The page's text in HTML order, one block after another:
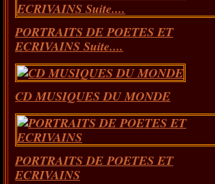
PORTRAITS DE POETES ET
ECRIVAINS Suite....
CD MUSIQUES DU MONDE
PORTRAITS DE POETES ET
ECRIVAINS